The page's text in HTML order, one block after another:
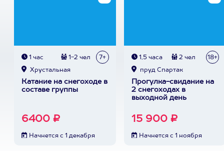
1 час 1-2 чел 7+
Хрустальная
Катание на снегоходе в
составе группы
6400 ₽
Начнется с 1 декабря
1,5 часа 2 чел 18+
пруд Спартак
Прогулка-свидание на
2 снегоходах в
выходной день
15 900 ₽
Начнется с 1 ноября